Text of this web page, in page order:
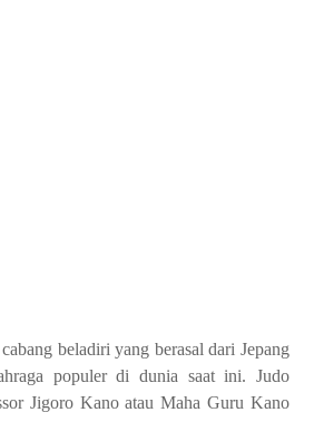
beladiri yang berasal dari Jepang
populer di dunia saat ini. Judo
Jigoro Kano atau Maha Guru Kano